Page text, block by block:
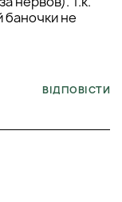
баночки не
ВІДПОВІСТИ